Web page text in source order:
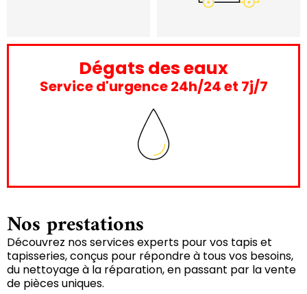
Dégats des eaux
Service d'urgence 24h/24 et 7j/7
Nos prestations
Découvrez nos services experts pour vos tapis et
tapisseries, conçus pour répondre à tous vos besoins,
du nettoyage à la réparation, en passant par la vente
de pièces uniques.